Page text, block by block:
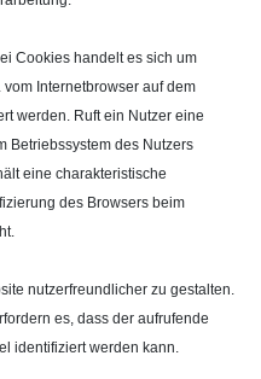
Cookies handelt es sich um
Internetbrowser auf dem
werden. Ruft ein Nutzer eine
Betriebssystem des Nutzers
eine charakteristische
des Browsers beim
nutzerfreundlicher zu gestalten.
es, dass der aufrufende
identifiziert werden kann.